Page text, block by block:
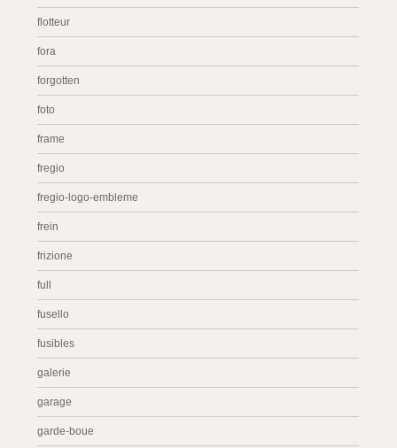
flotteur
fora
forgotten
foto
frame
fregio
fregio-logo-embleme
frein
frizione
full
fusello
fusibles
galerie
garage
garde-boue